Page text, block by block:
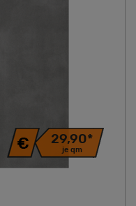
29,90*
je qm